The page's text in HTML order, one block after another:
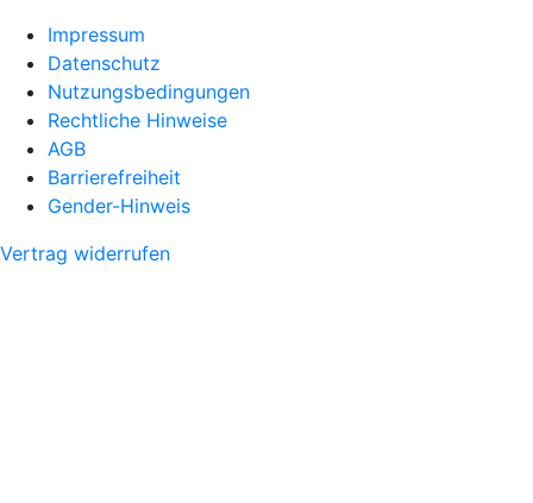
Impressum
Datenschutz
Nutzungsbedingungen
Rechtliche Hinweise
AGB
Barrierefreiheit
Gender-Hinweis
Vertrag widerrufen